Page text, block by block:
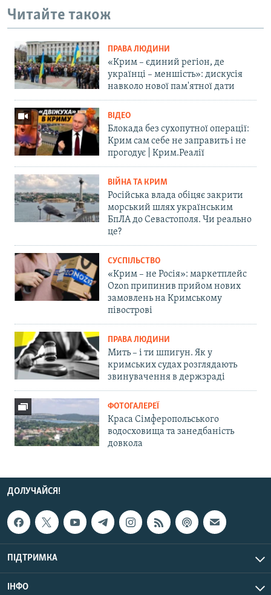
Читайте також
ПРАВА ЛЮДИНИ
«Крим – єдиний регіон, де
українці – меншість»: дискусія
навколо нової пам'ятної дати
ВІДЕО
Блокада без сухопутної операції:
Крим сам себе не заправить і не
прогодує | Крим.Реалії
ВІЙНА ТА КРИМ
Російська влада обіцяє закрити
морський шлях українським
БпЛА до Севастополя. Чи реально
це?
СУСПІЛЬСТВО
«Крим – не Росія»: маркетплейс
Ozon припинив прийом нових
замовлень на Кримському
півострові
ПРАВА ЛЮДИНИ
Мить – і ти шпигун. Як у
кримських судах розглядають
звинувачення в держзраді
ФОТОГАЛЕРЕЇ
Краса Сімферопольського
водосховища та занедбаність
довкола
ДОЛУЧАЙСЯ!
ПІДТРИМКА
ІНФО